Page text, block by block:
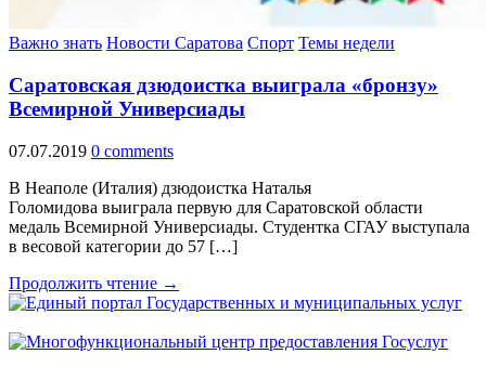
Важно знать Новости Саратова Спорт Темы недели
Саратовская дзюдоистка выиграла «бронзу»
Всемирной Универсиады
07.07.2019 0 comments
В Неаполе (Италия) дзюдоистка Наталья
Голомидова выиграла первую для Саратовской области
медаль Всемирной Универсиады. Студентка СГАУ выступала
в весовой категории до 57 […]
Продолжить чтение →